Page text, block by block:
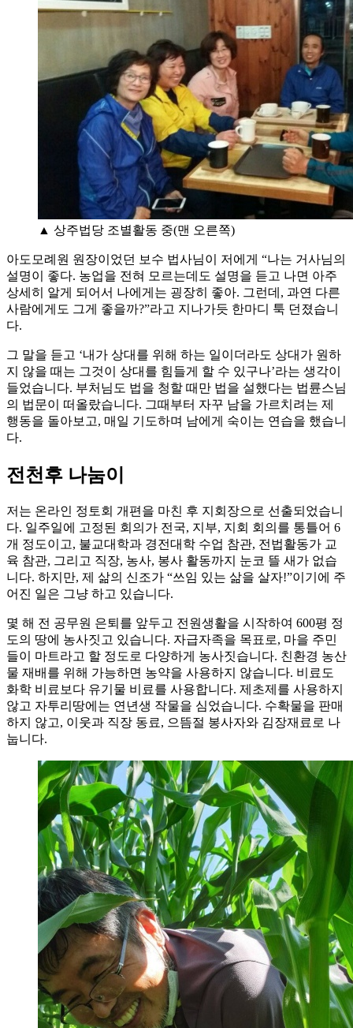
▲ 상주법당 조별활동 중(맨 오른쪽)
아도모례원 원장이었던 보수 법사님이 저에게 “나는 거사님의
설명이 좋다. 농업을 전혀 모르는데도 설명을 듣고 나면 아주
상세히 알게 되어서 나에게는 굉장히 좋아. 그런데, 과연 다른
사람에게도 그게 좋을까?”라고 지나가듯 한마디 툭 던졌습니
다.
그 말을 듣고 ‘내가 상대를 위해 하는 일이더라도 상대가 원하
지 않을 때는 그것이 상대를 힘들게 할 수 있구나’라는 생각이
들었습니다. 부처님도 법을 청할 때만 법을 설했다는 법륜스님
의 법문이 떠올랐습니다. 그때부터 자꾸 남을 가르치려는 제
행동을 돌아보고, 매일 기도하며 남에게 숙이는 연습을 했습니
다.
전천후 나눔이
저는 온라인 정토회 개편을 마친 후 지회장으로 선출되었습니
다. 일주일에 고정된 회의가 전국, 지부, 지회 회의를 통틀어 6
개 정도이고, 불교대학과 경전대학 수업 참관, 전법활동가 교
육 참관, 그리고 직장, 농사, 봉사 활동까지 눈코 뜰 새가 없습
니다. 하지만, 제 삶의 신조가 “쓰임 있는 삶을 살자!”이기에 주
어진 일은 그냥 하고 있습니다.
몇 해 전 공무원 은퇴를 앞두고 전원생활을 시작하여 600평 정
도의 땅에 농사짓고 있습니다. 자급자족을 목표로, 마을 주민
들이 마트라고 할 정도로 다양하게 농사짓습니다. 친환경 농산
물 재배를 위해 가능하면 농약을 사용하지 않습니다. 비료도
화학 비료보다 유기물 비료를 사용합니다. 제초제를 사용하지
않고 자투리땅에는 연년생 작물을 심었습니다. 수확물을 판매
하지 않고, 이웃과 직장 동료, 으뜸절 봉사자와 김장재료로 나
눕니다.